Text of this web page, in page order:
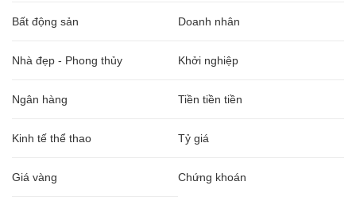
Bất động sản Doanh nhân
Nhà đẹp - Phong thủy Khởi nghiệp
Ngân hàng Tiền tiền tiền
Kinh tế thể thao Tỷ giá
Giá vàng Chứng khoán